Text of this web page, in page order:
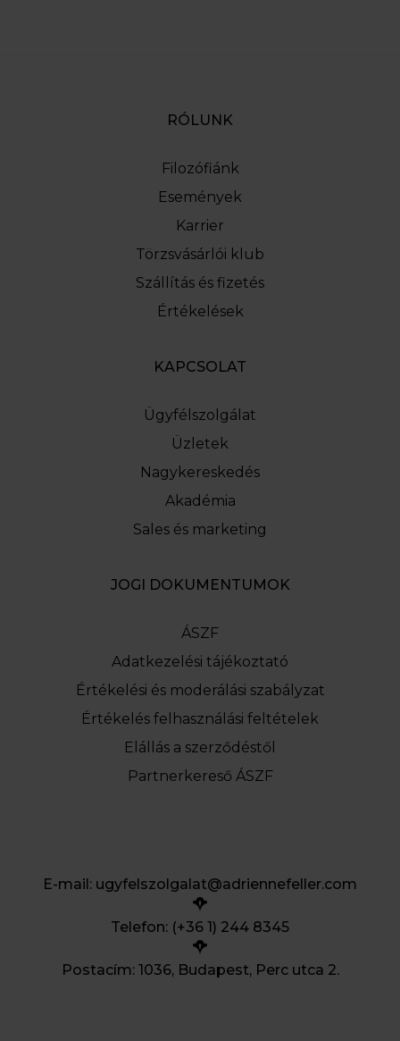
RÓLUNK
Filozófiánk
Események
Karrier
Törzsvásárlói klub
Szállítás és fizetés
Értékelések
KAPCSOLAT
Ügyfélszolgálat
Üzletek
Nagykereskedés
Akadémia
Sales és marketing
JOGI DOKUMENTUMOK
ÁSZF
Adatkezelési tájékoztató
Értékelési és moderálási szabályzat
Értékelés felhasználási feltételek
Elállás a szerződéstől
Partnerkereső ÁSZF
E-mail: ugyfelszolgalat@adriennefeller.com
Telefon: (+36 1) 244 8345
Postacím: 1036, Budapest, Perc utca 2.